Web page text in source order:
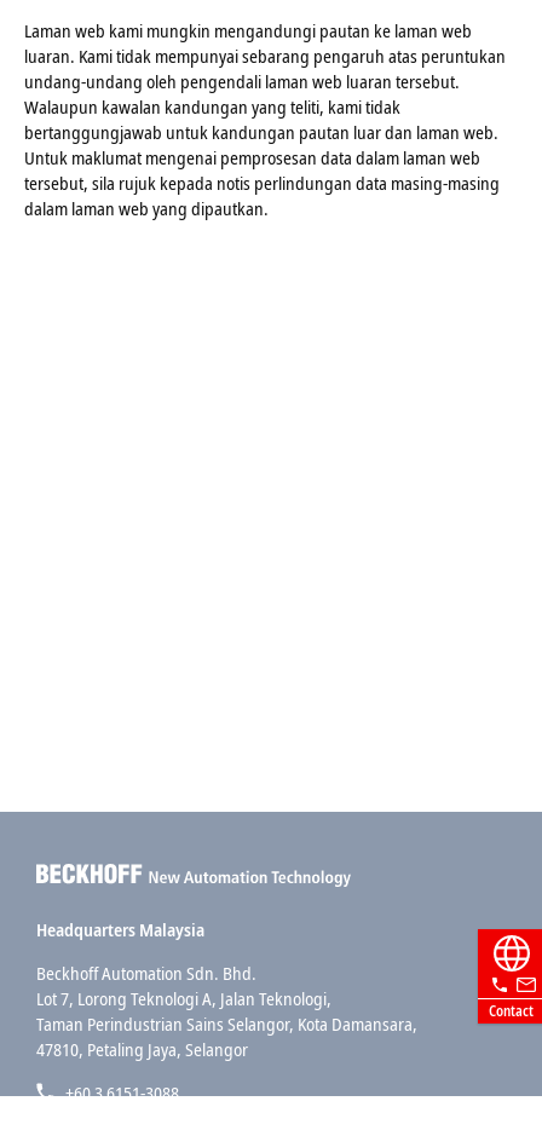
Contact
Laman web kami mungkin mengandungi pautan ke laman web
luaran. Kami tidak mempunyai sebarang pengaruh atas peruntukan
undang-undang oleh pengendali laman web luaran tersebut.
Walaupun kawalan kandungan yang teliti, kami tidak
bertanggungjawab untuk kandungan pautan luar dan laman web.
Untuk maklumat mengenai pemprosesan data dalam laman web
tersebut, sila rujuk kepada notis perlindungan data masing-masing
dalam laman web yang dipautkan.
Headquarters Malaysia
Beckhoff Automation Sdn. Bhd.
Lot 7, Lorong Teknologi A, Jalan Teknologi,
Taman Perindustrian Sains Selangor, Kota Damansara,
47810, Petaling Jaya, Selangor
+60 3 6151-3088